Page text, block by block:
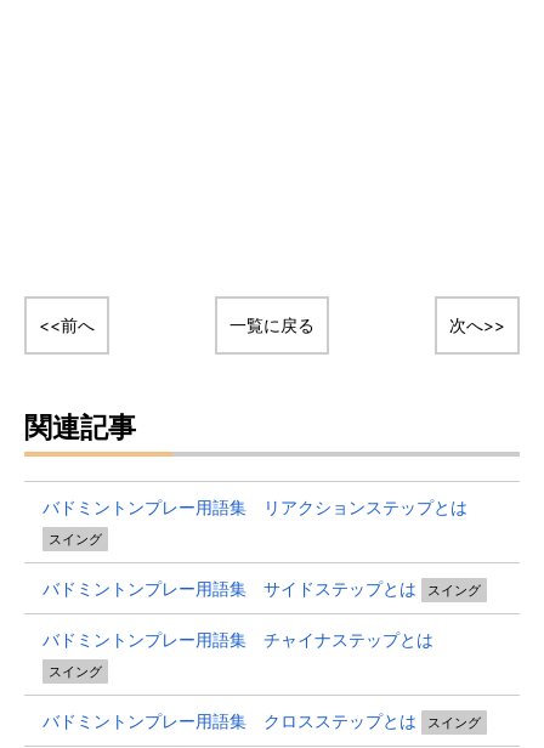
<<前へ 一覧に戻る 次へ>>
関連記事
バドミントンプレー用語集 リアクションステップとは
スイング
バドミントンプレー用語集 サイドステップとは スイング
バドミントンプレー用語集 チャイナステップとは
スイング
バドミントンプレー用語集 クロスステップとは スイング